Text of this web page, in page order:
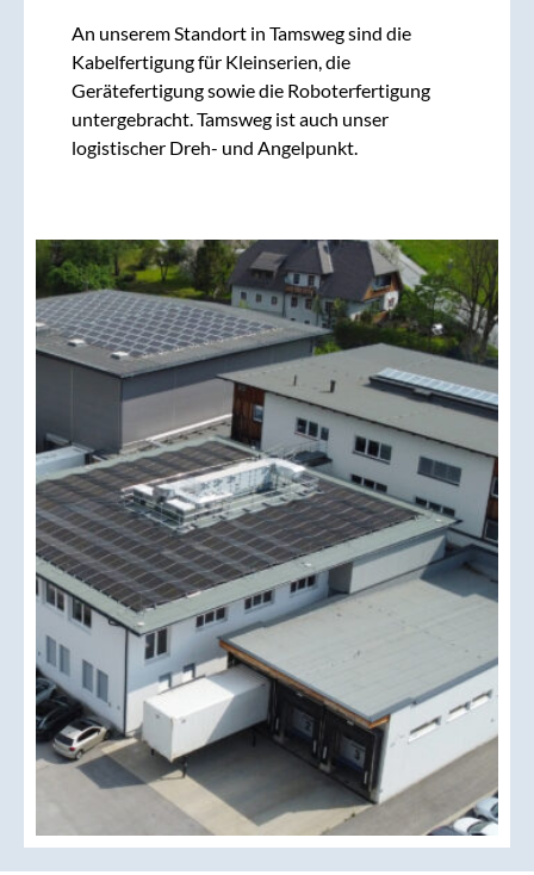
An unserem Standort in Tamsweg sind die
Kabelfertigung für Kleinserien, die
Gerätefertigung sowie die Roboterfertigung
untergebracht. Tamsweg ist auch unser
logistischer Dreh- und Angelpunkt.